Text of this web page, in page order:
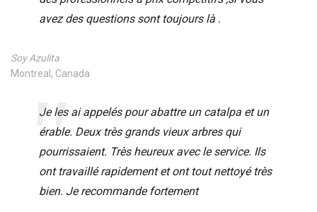
avez des questions sont toujours là .
Soy Azulita
Montreal, Canada
Je les ai appelés pour abattre un catalpa et un
érable. Deux très grands vieux arbres qui
pourrissaient. Très heureux avec le service. Ils
ont travaillé rapidement et ont tout nettoyé très
bien. Je recommande fortement